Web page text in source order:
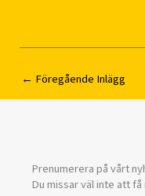
← Föregående Inlägg
Prenumerera på vårt
Du missar väl inte att